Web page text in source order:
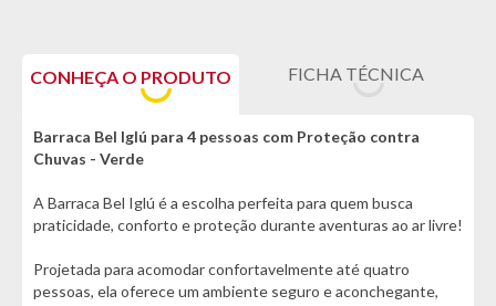
CONHEÇA O PRODUTO FICHA TÉCNICA
Barraca Bel Iglú para 4 pessoas com Proteção contra
Chuvas - Verde
A Barraca Bel Iglú é a escolha perfeita para quem busca
praticidade, conforto e proteção durante aventuras ao ar livre!
Projetada para acomodar confortavelmente até quatro
pessoas, ela oferece um ambiente seguro e aconchegante,